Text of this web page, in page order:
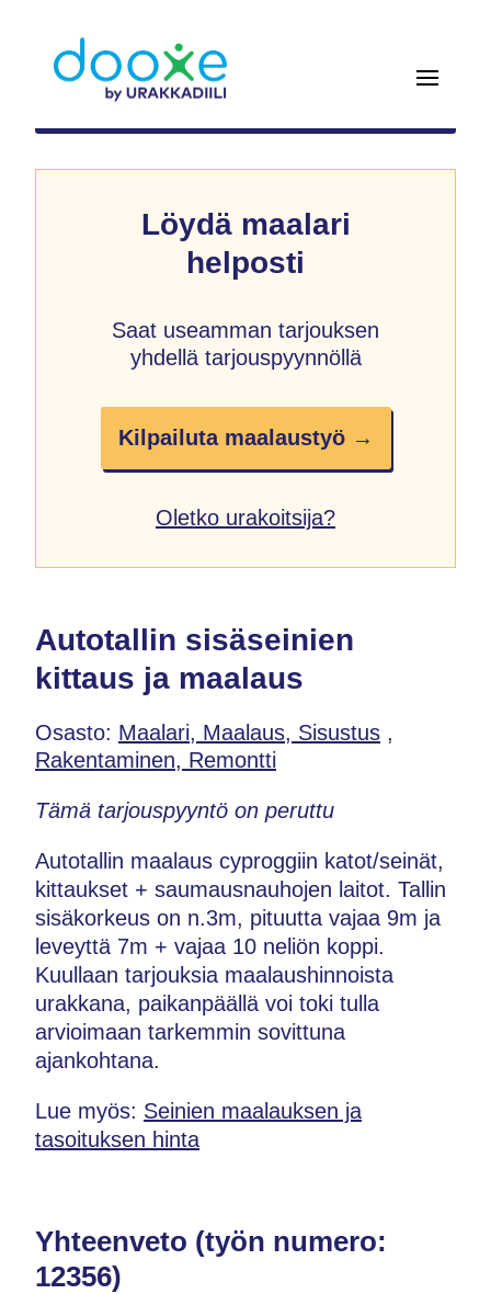
Löydä maalari
helposti
Saat useamman tarjouksen
yhdellä tarjouspyynnöllä
Kilpailuta maalaustyö →
Oletko urakoitsija?
Autotallin sisäseinien
kittaus ja maalaus
Osasto: Maalari, Maalaus, Sisustus ,
Rakentaminen, Remontti
Tämä tarjouspyyntö on peruttu
Autotallin maalaus cyproggiin katot/seinät,
kittaukset + saumausnauhojen laitot. Tallin
sisäkorkeus on n.3m, pituutta vajaa 9m ja
leveyttä 7m + vajaa 10 neliön koppi.
Kuullaan tarjouksia maalaushinnoista
urakkana, paikanpäällä voi toki tulla
arvioimaan tarkemmin sovittuna
ajankohtana.
Lue myös: Seinien maalauksen ja
tasoituksen hinta
Yhteenveto (työn numero:
12356)